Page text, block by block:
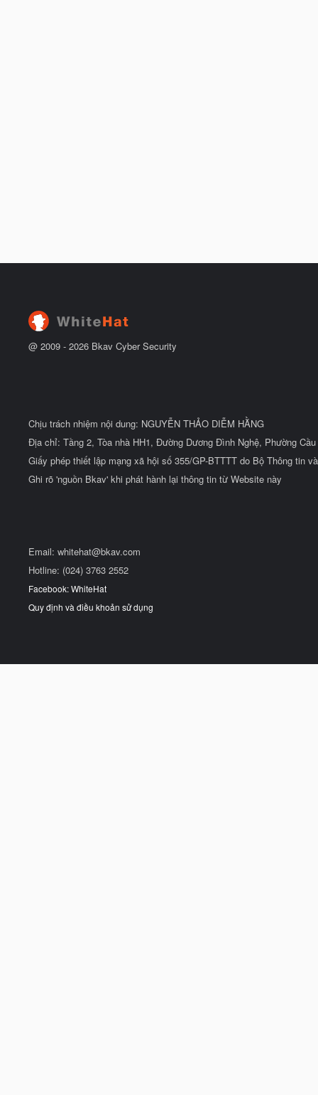
@ 2009 - 2026 Bkav Cyber Security
Chịu trách nhiệm nội dung: NGUYỄN THẢO DIỄM HẰNG
Địa chỉ: Tầng 2, Tòa nhà HH1, Đường Dương Đình Nghệ, Phường
Giấy phép thiết lập mạng xã hội số 355/GP-BTTTT do Bộ Thông tin
Ghi rõ 'nguồn Bkav' khi phát hành lại thông tin từ Website này
Email: whitehat@bkav.com
Hotline: (024) 3763 2552
Facebook: WhiteHat
Quy định và điều khoản sử dụng